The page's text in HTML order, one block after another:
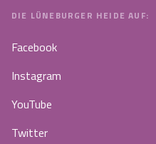
DIE LÜNEBURGER HEIDE AUF:
Facebook
Instagram
YouTube
Twitter